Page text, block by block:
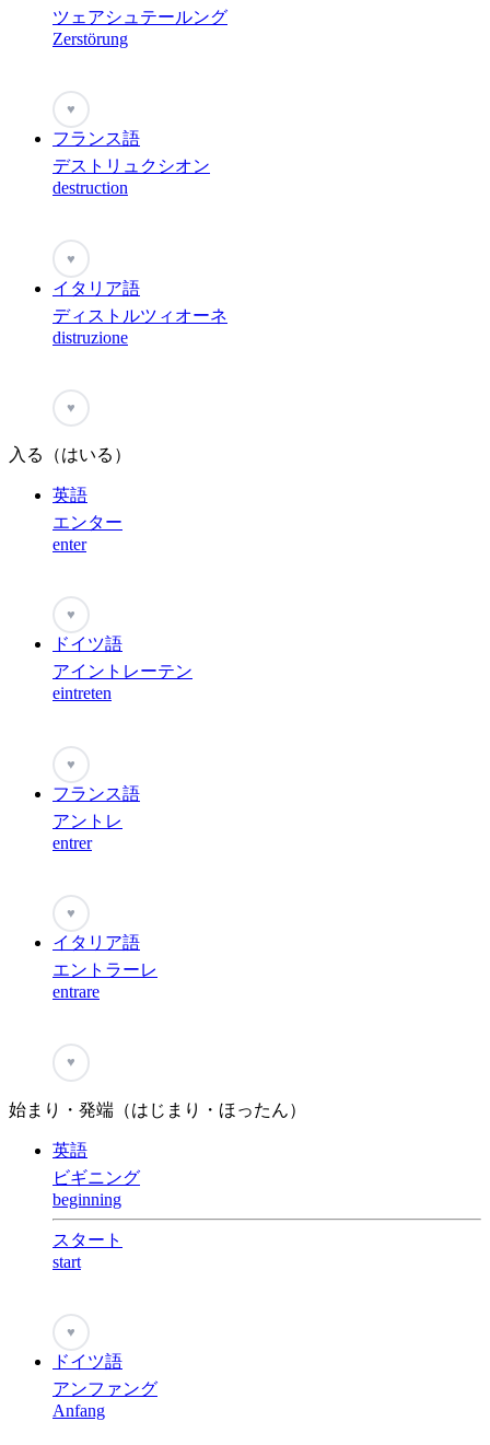
ツェアシュテールング
Zerstörung
♥
フランス語
デストリュクシオン
destruction
♥
イタリア語
ディストルツィオーネ
distruzione
♥
入る（はいる）
英語
エンター
enter
♥
ドイツ語
アイントレーテン
eintreten
♥
フランス語
アントレ
entrer
♥
イタリア語
エントラーレ
entrare
♥
始まり・発端（はじまり・ほったん）
英語
ビギニング
beginning
スタート
start
♥
ドイツ語
アンファング
Anfang